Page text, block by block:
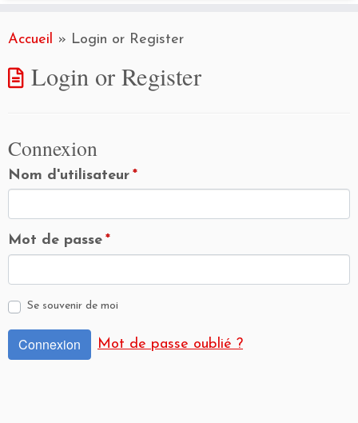
toAccueil » Login or Register
Login or Register
Connexion
Nom d'utilisateur *
Mot de passe *
Se souvenir de moi
Connexion Mot de passe oublié ?